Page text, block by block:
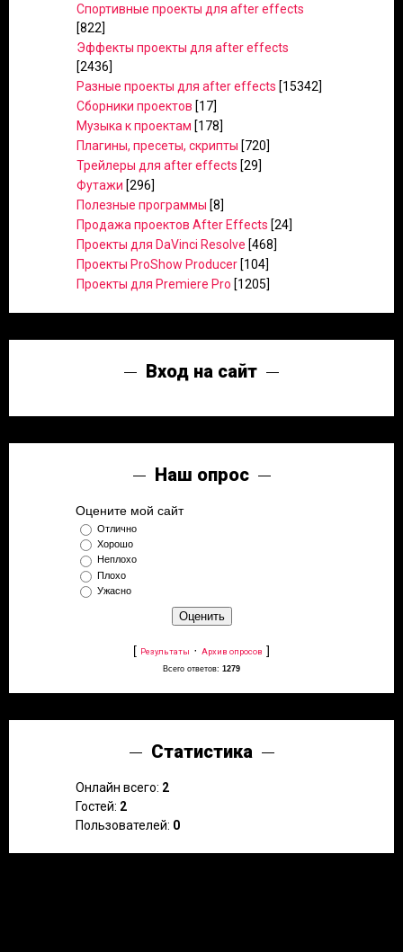
Спортивные проекты для after effects
[822]
Эффекты проекты для after effects
[2436]
Разные проекты для after effects [15342]
Сборники проектов [17]
Музыка к проектам [178]
Плагины, пресеты, скрипты [720]
Трейлеры для after effects [29]
Футажи [296]
Полезные программы [8]
Продажа проектов After Effects [24]
Проекты для DaVinci Resolve [468]
Проекты ProShow Producer [104]
Проекты для Premiere Pro [1205]
Вход на сайт
Наш опрос
Оцените мой сайт
Отлично
Хорошо
Неплохо
Плохо
Ужасно
[ Результаты · Архив опросов ]
Всего ответов: 1279
Статистика
Онлайн всего: 2
Гостей: 2
Пользователей: 0